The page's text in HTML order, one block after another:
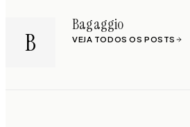
B
Bagaggio
VEJA TODOS OS POSTS